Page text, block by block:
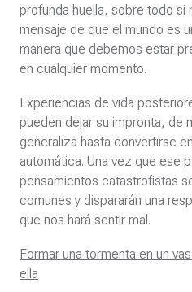
profunda huella, sobre todo si
mensaje de que el mundo es
manera que debemos estar
en cualquier momento.
Experiencias de vida
pueden dejar su impronta, de
generaliza hasta convertirse
automática. Una vez que ese
pensamientos catastrofistas
comunes y dispararán una
que nos hará sentir mal.
Formar una tormenta en un
ella